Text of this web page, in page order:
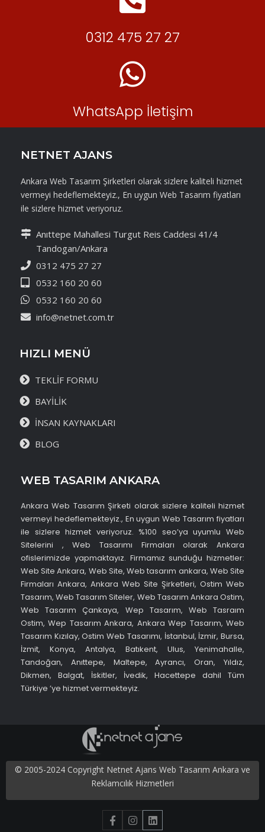
0312 475 27 27
WhatsApp İletişim
NETNET AJANS
Ankara Web Tasarım Şirketleri olarak sizlere kaliteli hizmet
vermeyi hedeflemekteyiz., En uygun Web Tasarım fiyatları
ile sizlere hizmet veriyoruz.
Anıttepe Mahallesi Turgut Reis Caddesi 41/4
Tandogan/Ankara
0312 475 27 27
0532 160 20 60
0532 160 20 60
info@netnet.com.tr
HIZLI MENÜ
TEKLİF FORMU
BAYİLİK
İNSAN KAYNAKLARI
BLOG
WEB TASARIM ANKARA
Ankara Web Tasarım Şirketi olarak sizlere kaliteli hizmet
vermeyi hedeflemekteyiz., En uygun Web Tasarım fiyatları
ile sizlere hizmet veriyoruz. %100 seo’ya uyumlu Web
Sitelerini , Web Tasarımı Firmaları olarak Ankara
ofislerimizde yapmaktayız. Firmamız sunduğu hizmetler:
Web Site Ankara, Web Site, Web tasarım ankara, Web Site
Firmaları Ankara, Ankara Web Site Şirketleri, Ostim Web
Tasarım, Web Tasarım Siteler, Web Tasarım Ankara Ostim,
Web Tasarım Çankaya, Wep Tasarım, Web Tasraım
Ostim, Wep Tasarım Ankara, Ankara Wep Tasarım, Web
Tasarım Kızılay, Ostim Web Tasarımı, İstanbul, İzmir, Bursa,
İzmit, Konya, Antalya, Batıkent, Ulus, Yenimahalle,
Tandoğan, Anıttepe, Maltepe, Ayrancı, Oran, Yıldız,
Dikmen, Balgat, İskitler, İvedik, Hacettepe dahil Tüm
Türkiye ’ye hizmet vermekteyiz.
© 2005-2024 Copyright Netnet Ajans Web Tasarım Ankara ve
Reklamcılık Hizmetleri